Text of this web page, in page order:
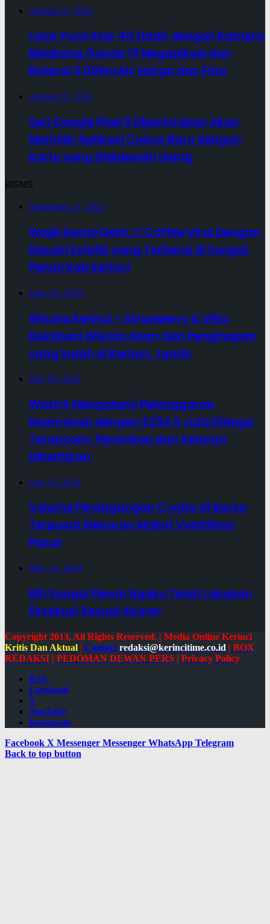
August 12, 2024
Lava Yuva Star 4G Hadir dengan Kamera
Belakang Ganda 13 Megapiksel dan
Baterai 5.000mAh: Harga dan Fitur
August 12, 2024
Seri Google Pixel 9 Diperkirakan Akan
Memiliki Aplikasi Cuaca Baru dengan
Kartu yang Dididesain Ulang
BISNIS
September 11, 2025
Wajib Kesini Dehh..!! Caffee Viral Dengan
Desain Estetik yang Terbarui di Sungai
Penuh Kab Kerinci
June 10, 2025
Wisata Kerinci – Strawberry & Villa:
Destinasi Wisata Alam dan Penginapan
yang Indah di Kerinci, Jambi
July 19, 2024
WazirX Mengalami Pelanggaran
Keamanan dengan $234,9 Juta Diduga
Terancam; Penarikan dan Setoran
Dihentikan
July 19, 2024
Volume Perdagangan Crypto di Bursa
Terpusat Menurun Akibat Volatilitas
Pasar
May 14, 2024
BRI Sungai Penuh Ngaku Telah Lakukan
Eksekusi Sesuai Aturan
Copyright 2013, All Rights Reserved. | Media Online Kerinci
Kritis Dan Aktual | Contact redaksi@kerincitime.co.id | BOX
REDAKSI | PEDOMAN DEWAN PERS | Privacy Policy
RSS
Facebook
X
YouTube
Instagram
Facebook X Messenger Messenger WhatsApp Telegram
Back to top button